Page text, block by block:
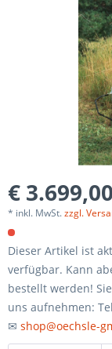
€
* inkl. MwSt.zzgl.
Dieser Artikel ist
verfügbar. Kann
bestellt werden!
uns aufnehmen:
✉ shop@oechsle-